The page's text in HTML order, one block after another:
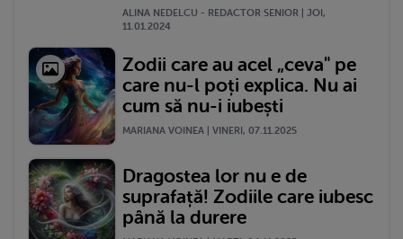
ALINA NEDELCU - REDACTOR SENIOR | JOI,
11.01.2024
Zodii care au acel „ceva" pe
care nu-l poți explica. Nu ai
cum să nu-i iubești
MARIANA VOINEA | VINERI, 07.11.2025
Dragostea lor nu e de
suprafață! Zodiile care iubesc
până la durere